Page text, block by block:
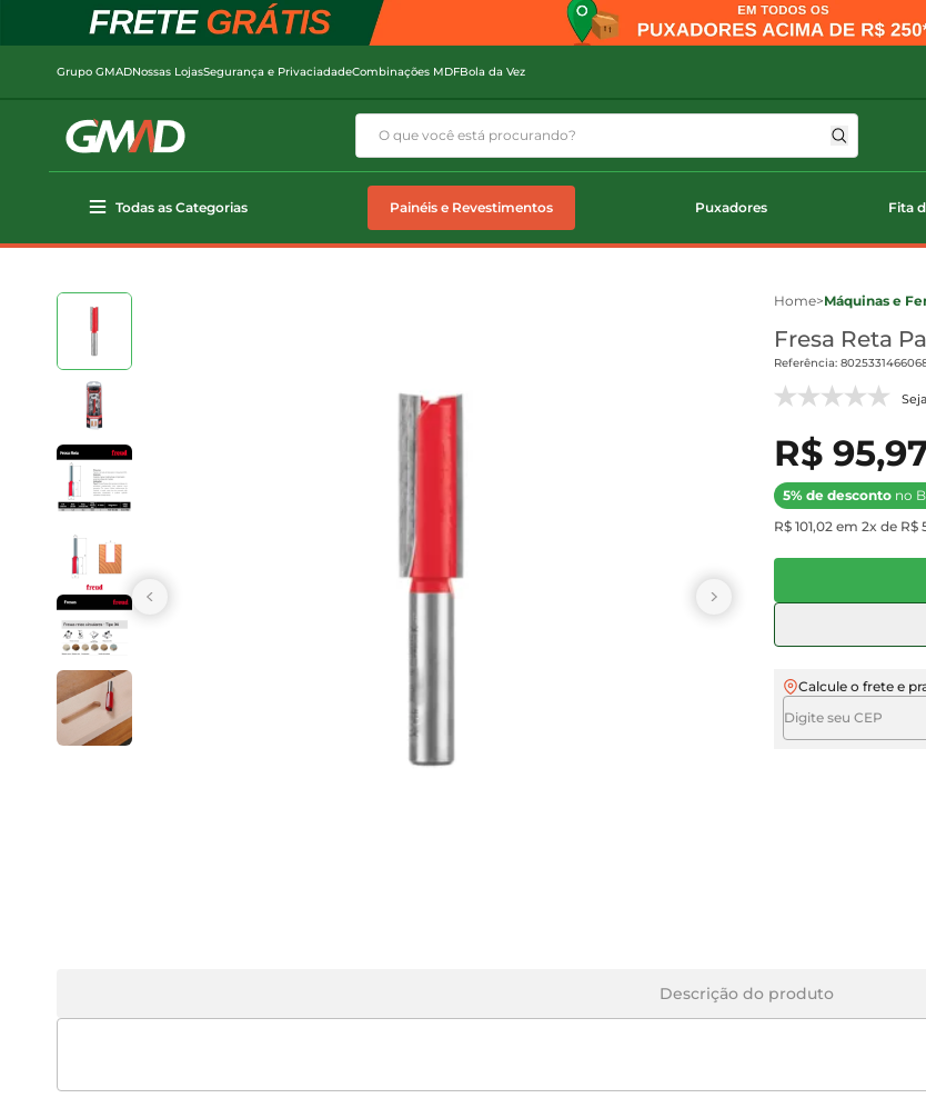
Grupo GMADNossas LojasSegurança e PrivaciadadeCombinações MDFBola da Vez
Todas as Categorias Painéis e Revestimentos Puxadores Fita
Home>Máquinas e
Fresa Reta
Referência:
R$
5% de descontono
R$ 101,02 em 2x de
Calcule o frete e
Descrição do produto